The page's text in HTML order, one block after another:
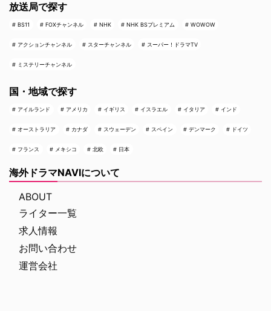
放送局で探す
BS11 FOXチャンネル NHK NHK BSプレミアム WOWOW
アクションチャンネル スターチャンネル スーパー！ドラマTV
ミステリーチャンネル
国・地域で探す
アイルランド アメリカ イギリス イスラエル イタリア インド
オーストラリア カナダ スウェーデン スペイン デンマーク ドイツ
フランス メキシコ 北欧 日本
海外ドラマNAVIについて
ABOUT
ライター一覧
求人情報
お問い合わせ
運営会社